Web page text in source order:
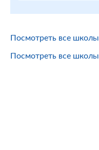
Посмотреть все школы
Посмотреть все школы